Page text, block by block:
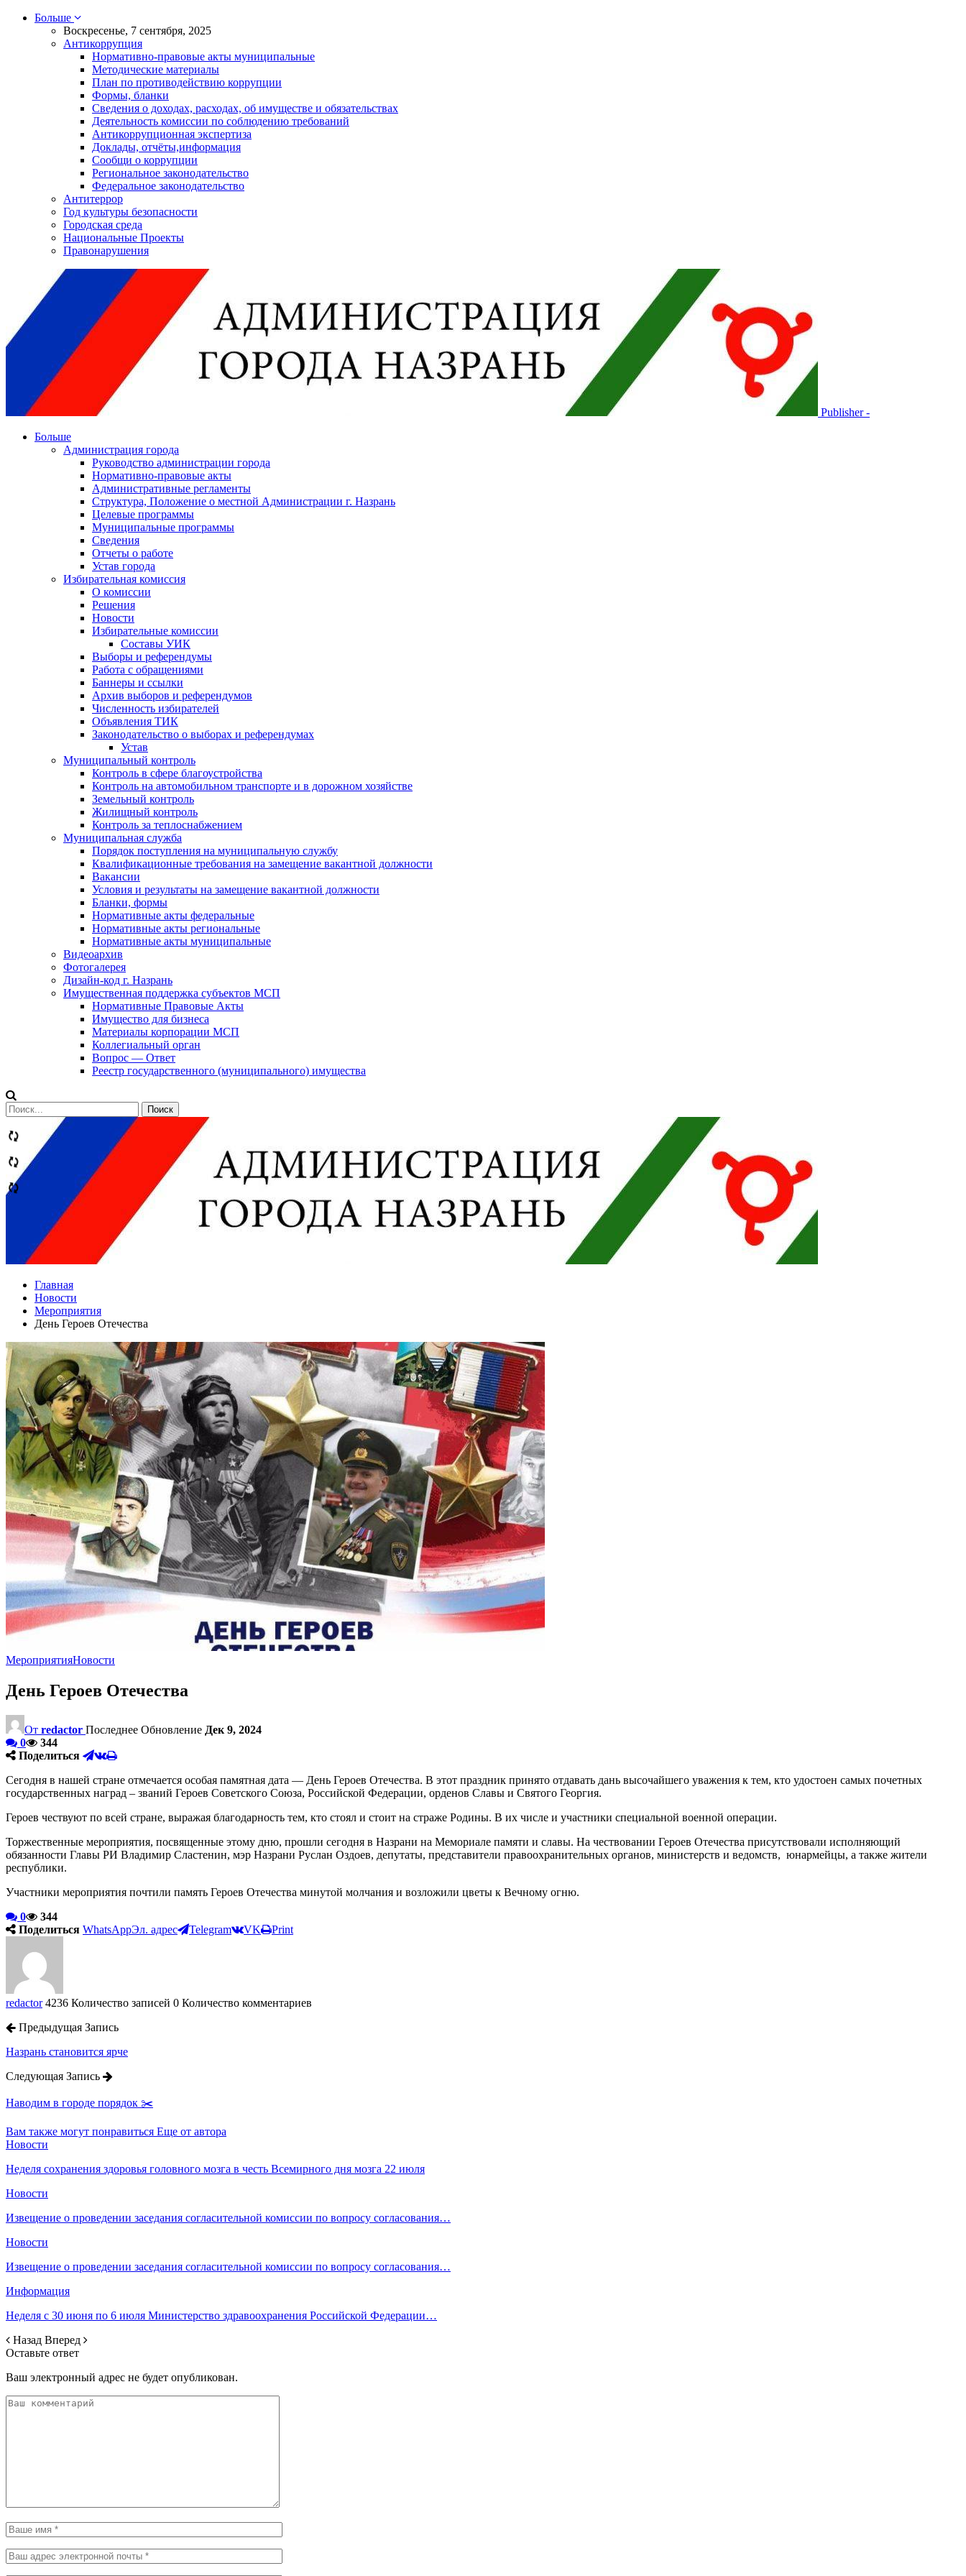
Больше
Воскресенье, 7 сентября, 2025
Антикоррупция
Нормативно-правовые акты муниципальные
Методические материалы
План по противодействию коррупции
Формы, бланки
Сведения о доходах, расходах, об имуществе и обязательствах
Деятельность комиссии по соблюдению требований
Антикоррупционная экспертиза
Доклады, отчёты,информация
Сообщи о коррупции
Региональное законодательство
Федеральное законодательство
Антитеррор
Год культуры безопасности
Городская среда
Национальные Проекты
Правонарушения
Publisher -
Больше
Администрация города
Руководство администрации города
Нормативно-правовые акты
Административные регламенты
Структура, Положение о местной Администрации г. Назрань
Целевые программы
Муниципальные программы
Сведения
Отчеты о работе
Устав города
Избирательная комиссия
О комиссии
Решения
Новости
Избирательные комиссии
Составы УИК
Выборы и референдумы
Работа с обращениями
Баннеры и ссылки
Архив выборов и референдумов
Численность избирателей
Объявления ТИК
Законодательство о выборах и референдумах
Устав
Муниципальный контроль
Контроль в сфере благоустройства
Контроль на автомобильном транспорте и в дорожном хозяйстве
Земельный контроль
Жилищный контроль
Контроль за теплоснабжением
Муниципальная служба
Порядок поступления на муниципальную службу
Квалификационные требования на замещение вакантной должности
Вакансии
Условия и результаты на замещение вакантной должности
Бланки, формы
Нормативные акты федеральные
Нормативные акты региональные
Нормативные акты муниципальные
Видеоархив
Фотогалерея
Дизайн-код г. Назрань
Имущественная поддержка субъектов МСП
Нормативные Правовые Акты
Имущество для бизнеса
Материалы корпорации МСП
Коллегиальный орган
Вопрос — Ответ
Реестр государственного (муниципального) имущества
Сообщений
категории
Теги
Главная
Новости
Мероприятия
День Героев Отечества
МероприятияНовости
День Героев Отечества
От redactor Последнее Обновление Дек 9, 2024
0
344
Поделиться
Сегодня в нашей стране отмечается особая памятная дата — День Героев Отечества. В этот праздник принято отдавать дань высочайшего уважения к тем, кто удостоен самых почетных
государственных наград – званий Героев Советского Союза, Российской Федерации, орденов Славы и Святого Георгия.
Героев чествуют по всей стране, выражая благодарность тем, кто стоял и стоит на страже Родины. В их числе и участники специальной военной операции.
Торжественные мероприятия, посвященные этому дню, прошли сегодня в Назрани на Мемориале памяти и славы. На чествовании Героев Отечества присутствовали исполняющий
обязанности Главы РИ Владимир Сластенин, мэр Назрани Руслан Оздоев, депутаты, представители правоохранительных органов, министерств и ведомств, юнармейцы, а также жители
республики.
Участники мероприятия почтили память Героев Отечества минутой молчания и возложили цветы к Вечному огню.
0
344
Поделиться WhatsAppЭл. адрес Telegram VK Print
redactor 4236 Количество записей 0 Количество комментариев
Предыдущая Запись
Назрань становится ярче
Следующая Запись
Наводим в городе порядок ✂️
Вам также могут понравиться Еще от автора
Новости
Неделя сохранения здоровья головного мозга в честь Всемирного дня мозга 22 июля
Новости
Извещение о проведении заседания согласительной комиссии по вопросу согласования…
Новости
Извещение о проведении заседания согласительной комиссии по вопросу согласования…
Информация
Неделя с 30 июня по 6 июля Министерство здравоохранения Российской Федерации…
Назад Вперед
Оставьте ответ
Ваш электронный адрес не будет опубликован.